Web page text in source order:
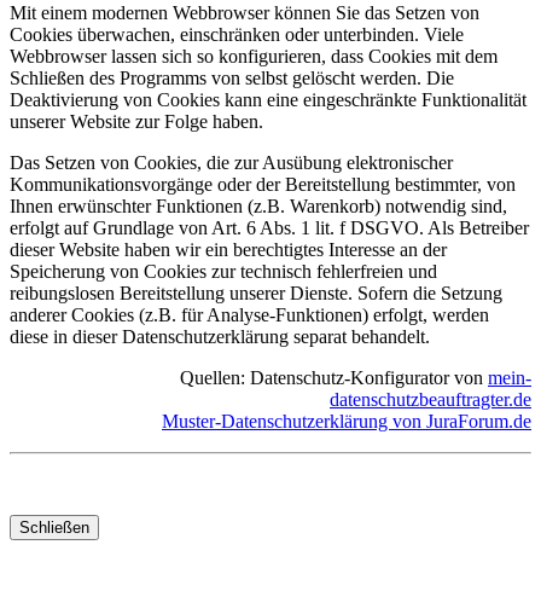
Mit einem modernen Webbrowser können Sie das Setzen von
Cookies überwachen, einschränken oder unterbinden. Viele
Webbrowser lassen sich so konfigurieren, dass Cookies mit dem
Schließen des Programms von selbst gelöscht werden. Die
Deaktivierung von Cookies kann eine eingeschränkte Funktionalität
unserer Website zur Folge haben.
Das Setzen von Cookies, die zur Ausübung elektronischer
Kommunikationsvorgänge oder der Bereitstellung bestimmter, von
Ihnen erwünschter Funktionen (z.B. Warenkorb) notwendig sind,
erfolgt auf Grundlage von Art. 6 Abs. 1 lit. f DSGVO. Als Betreiber
dieser Website haben wir ein berechtigtes Interesse an der
Speicherung von Cookies zur technisch fehlerfreien und
reibungslosen Bereitstellung unserer Dienste. Sofern die Setzung
anderer Cookies (z.B. für Analyse-Funktionen) erfolgt, werden
diese in dieser Datenschutzerklärung separat behandelt.
Quellen: Datenschutz-Konfigurator von mein-
datenschutzbeauftragter.de
Muster-Datenschutzerklärung von JuraForum.de
Schließen